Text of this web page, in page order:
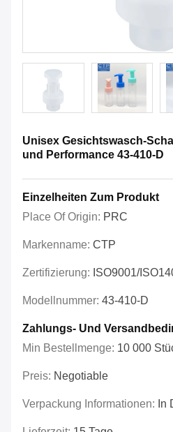
Unisex Gesichtswasch-
und Performance 43-410-D
Einzelheiten Zum Produkt
Place Of Origin: PRC
Markenname: CTP
Zertifizierung: ISO9001/
Modellnummer: 43-410-D
Zahlungs- Und
Min Bestellmenge: 10 000
Preis: Negotiable
Verpackung Informationen: In